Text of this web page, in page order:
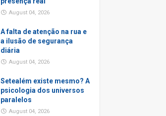
August 04, 2026
A falta de atenção na rua e
a ilusão de segurança
diária
August 04, 2026
Setealém existe mesmo? A
psicologia dos universos
paralelos
August 04, 2026